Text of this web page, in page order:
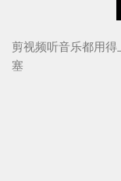
剪视频听音乐都用得
塞